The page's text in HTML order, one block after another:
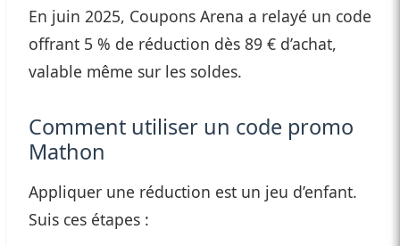
En juin 2025, Coupons Arena a relayé un code
offrant 5 % de réduction dès 89 € d’achat,
valable même sur les soldes.
Comment utiliser un code promo
Mathon
Appliquer une réduction est un jeu d’enfant.
Suis ces étapes :